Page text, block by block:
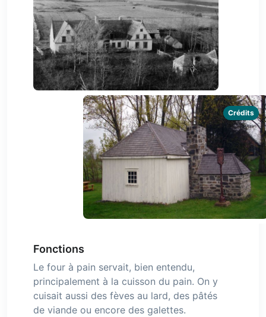
Crédits
Fonctions
Le four à pain servait, bien entendu,
principalement à la cuisson du pain. On y
cuisait aussi des fèves au lard, des pâtés
de viande ou encore des galettes.